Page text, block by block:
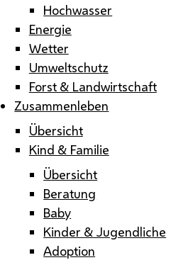
Hochwasser
Energie
Wetter
Umweltschutz
Forst & Landwirtschaft
Zusammenleben
Übersicht
Kind & Familie
Übersicht
Beratung
Baby
Kinder & Jugendliche
Adoption